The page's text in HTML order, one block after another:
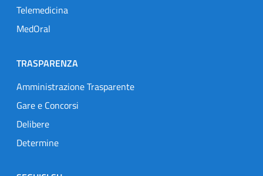
Telemedicina
MedOral
TRASPARENZA
Amministrazione Trasparente
Gare e Concorsi
Delibere
Determine